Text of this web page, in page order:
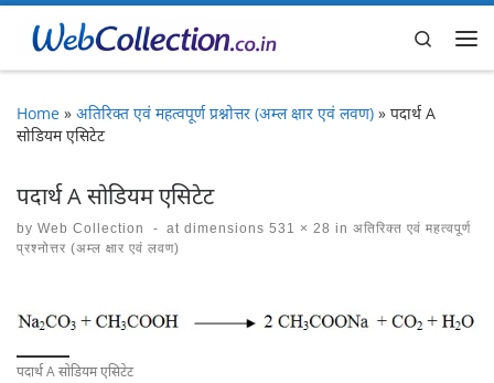
Skip to content
Search
Home » अतिरिक्त एवं महत्वपूर्ण प्रश्नोत्तर (अम्ल क्षार एवं लवण) » पदार्थ A
सोडियम एसिटेट
पदार्थ A सोडियम एसिटेट
by Web Collection - at dimensions 531 × 28 in अतिरिक्त एवं महत्वपूर्ण
प्रश्नोत्तर (अम्ल क्षार एवं लवण)
पदार्थ A सोडियम एसिटेट